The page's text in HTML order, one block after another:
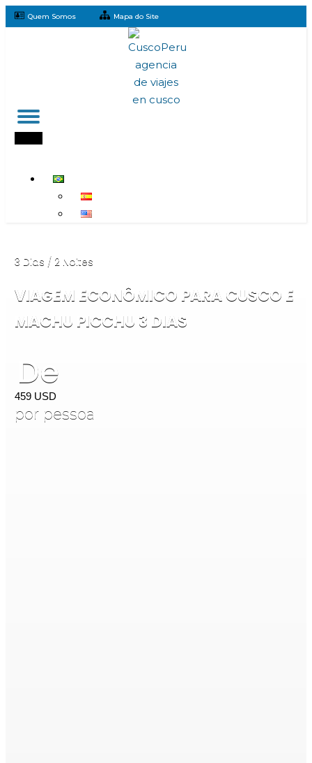
Quem Somos Mapa do Site
3 Dias / 2 Noites
VIAGEM ECONÔMICO PARA CUSCO E
MACHU PICCHU 3 DIAS
De
459 USD
por pessoa